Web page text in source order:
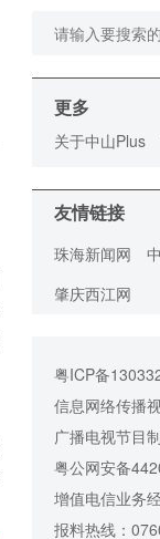
更多
关于中山Plus
友情链接
珠海新闻网
肇庆西江网
粤ICP备
信息网络传播
广播电视节目
粤公网安备
增值电信业务
报料热线：